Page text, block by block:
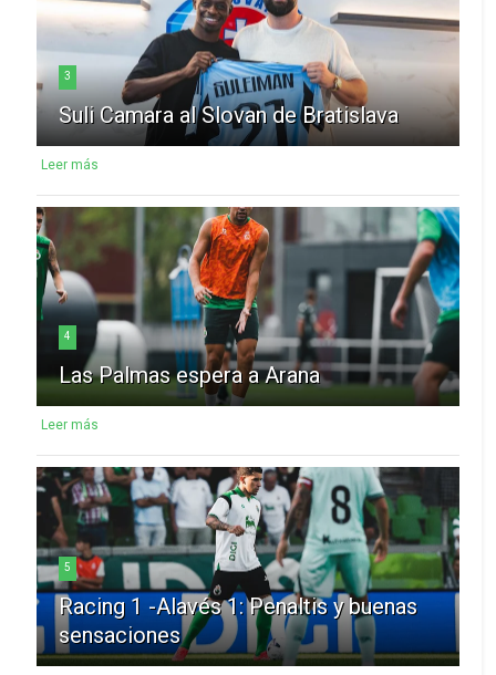
3
Suli Camara al Slovan de Bratislava
Leer más
4
Las Palmas espera a Arana
Leer más
5
Racing 1 -Alavés 1: Penaltis y buenas
sensaciones